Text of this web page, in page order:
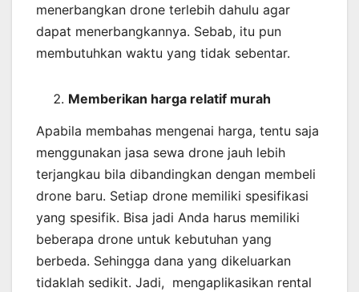
menerbangkan drone terlebih dahulu agar
dapat menerbangkannya. Sebab, itu pun
membutuhkan waktu yang tidak sebentar.
Memberikan harga relatif murah
Apabila membahas mengenai harga, tentu saja
menggunakan jasa sewa drone jauh lebih
terjangkau bila dibandingkan dengan membeli
drone baru. Setiap drone memiliki spesifikasi
yang spesifik. Bisa jadi Anda harus memiliki
beberapa drone untuk kebutuhan yang
berbeda. Sehingga dana yang dikeluarkan
tidaklah sedikit. Jadi, mengaplikasikan rental